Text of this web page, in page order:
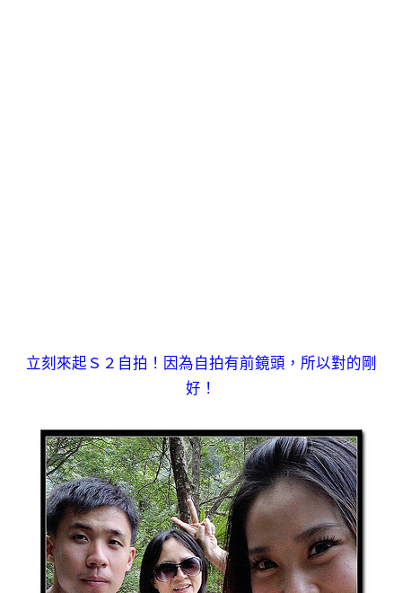
立刻來起Ｓ２自拍！因為自拍有前鏡頭，所以對的剛
好！